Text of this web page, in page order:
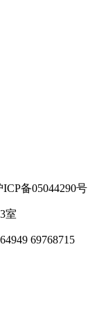
备05044290号
室
69768715